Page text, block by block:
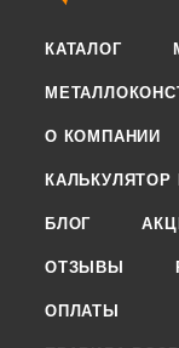
КАТАЛОГ
О КОМПАНИИ
КАЛЬКУЛЯТОР
БЛОГ
ОТЗЫВЫ
ОПЛАТЫ